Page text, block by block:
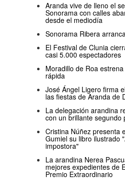
Aranda vive de lleno el
Sonorama con calles
desde el mediodía
Sonorama Ribera
El Festival de Clunia
casi 5.000 espectadores
Moradillo de Roa
rápida
José Ángel Ligero firma
las fiestas de Aranda de
La delegación arandina
con un brillante segundo
Cristina Núñez presenta
Gumiel su libro ilustrado
impostora"
La arandina Nerea
mejores expedientes de
Premio Extraordinario